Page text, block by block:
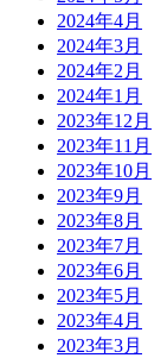
2024年4月
2024年3月
2024年2月
2024年1月
2023年12月
2023年11月
2023年10月
2023年9月
2023年8月
2023年7月
2023年6月
2023年5月
2023年4月
2023年3月